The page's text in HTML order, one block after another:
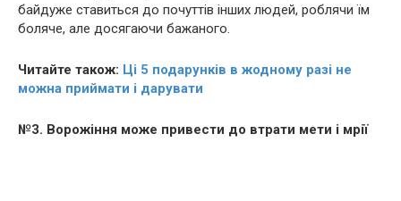
байдуже ставиться до почуттів інших людей, роблячи їм
боляче, але досягаючи бажаного.
Читайте також: Ці 5 подарунків в жодному разі не
можна приймати і дарувати
№3. Воpoжіння може привести до втрати мети і мрії